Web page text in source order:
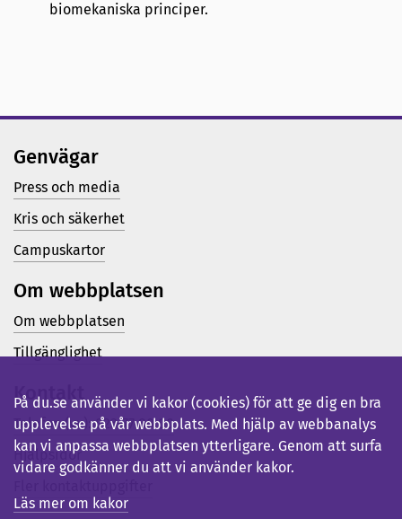
biomekaniska principer.
Genvägar
Press och media
Kris och säkerhet
Campuskartor
Om webbplatsen
Om webbplatsen
Tillgänglighet
Kontakt
Telefon (vx): 023-77 80 00
Hjälpsidor
På du.se använder vi kakor (cookies) för att ge dig en bra
upplevelse på vår webbplats. Med hjälp av webbanalys
kan vi anpassa webbplatsen ytterligare. Genom att surfa
vidare godkänner du att vi använder kakor.
Läs mer om kakor